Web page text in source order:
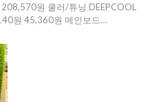
원 쿨러/튜닝 DEEPCOOL
원 45,360원 메인보드…